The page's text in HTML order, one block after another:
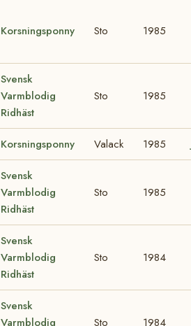
Korsningsponny Sto 1985
Svensk
Varmblodig
Ridhäst
Sto 1985
Korsningsponny Valack 1985
Svensk
Varmblodig
Ridhäst
Sto 1985
Svensk
Varmblodig
Ridhäst
Sto 1984
Svensk
Varmblodig
Sto 1984